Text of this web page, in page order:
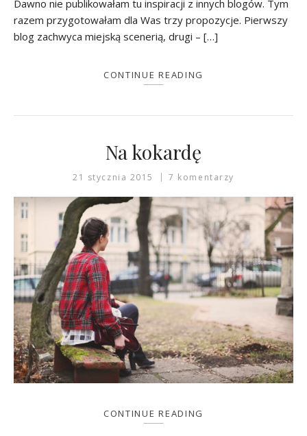
Dawno nie publikowałam tu inspiracji z innych blogów. Tym
razem przygotowałam dla Was trzy propozycje. Pierwszy
blog zachwyca miejską scenerią, drugi – […]
CONTINUE READING
Na kokardę
21 stycznia 2015 7 komentarzy
CONTINUE READING